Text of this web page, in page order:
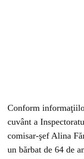
Conform
cuvânt a
comisar-şef Alina
un bărbat de 64 de